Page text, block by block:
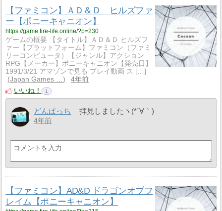
【ファミコン】ＡＤ＆Ｄ ヒルズファ
ー【ポニーキャニオン】
https://game.fire-life.online/?p=230
ゲームの概要 【タイトル】ＡＤ＆Ｄ ヒルズフ
ァー【プラットフォーム】ファミコン（ファミ
リーコンピュータ）【ジャンル】アクション
RPG【メーカー】ポニーキャニオン【発売日】
1991/3/21 アマゾンで見る プレイ動画 ス […]
Japan Games …
4年前
いいね！
1
どんぱっち 拝見しましたヽ(*´∀｀)
4年前
【ファミコン】AD&D ドラゴンオブフ
レイム【ポニーキャニオン】